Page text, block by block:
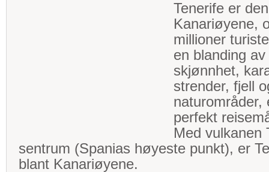
Tenerife er
Kanariøyene,
millioner
en blanding
skjønnhet,
strender, fjell
naturområder,
perfekt
Med vulkanen
sentrum (Spanias høyeste punkt), er
blant Kanariøyene.